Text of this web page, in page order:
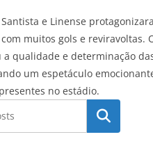
e Linense
muitos gols e reviravoltas.
a qualidade e determinação
um espetáculo
no estádio.
Pesquisar